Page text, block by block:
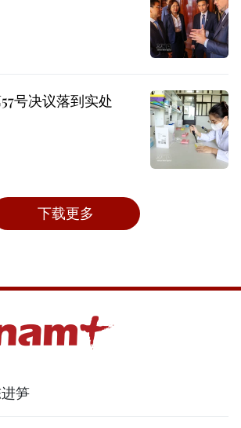
号决议落到实处
下载更多
笋